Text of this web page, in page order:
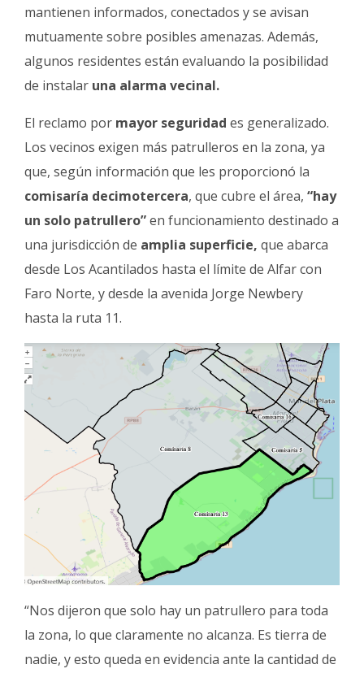
mantienen informados, conectados y se avisan
mutuamente sobre posibles amenazas. Además,
algunos residentes están evaluando la posibilidad
de instalar una alarma vecinal.
El reclamo por mayor seguridad es generalizado.
Los vecinos exigen más patrulleros en la zona, ya
que, según información que les proporcionó la
comisaría decimotercera, que cubre el área, “hay
un solo patrullero”en funcionamiento destinado a
una jurisdicción de amplia superficie, que abarca
desde Los Acantilados hasta el límite de Alfar con
Faro Norte, y desde la avenida Jorge Newbery
hasta la ruta 11.
“Nos dijeron que solo hay un patrullero para toda
la zona, lo que claramente no alcanza. Es tierra de
nadie, y esto queda en evidencia ante la cantidad de